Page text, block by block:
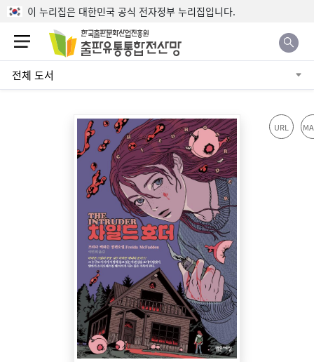
본문으로 바로가기
이 누리집은 대한민국 공식 전자정부 누리집입니다.
전체 도서
URL